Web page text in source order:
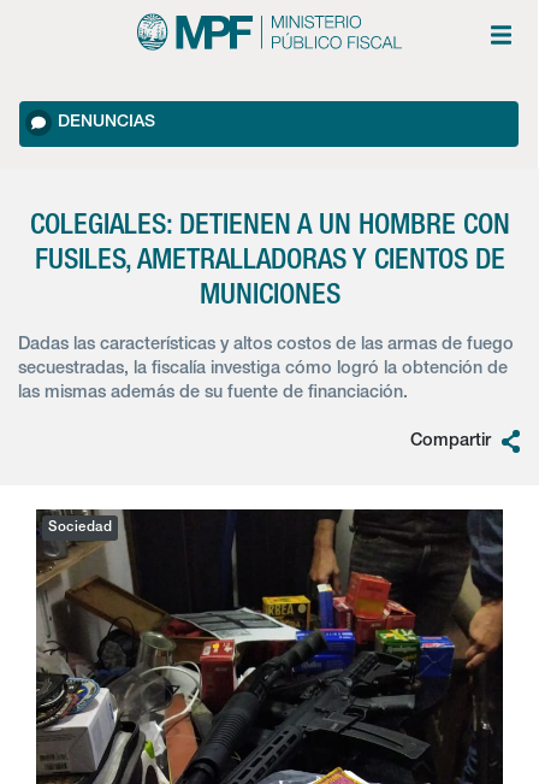
DENUNCIAS
COLEGIALES: DETIENEN A UN HOMBRE CON
FUSILES, AMETRALLADORAS Y CIENTOS DE
MUNICIONES
Dadas las características y altos costos de las armas de fuego
secuestradas, la fiscalía investiga cómo logró la obtención de
las mismas además de su fuente de financiación.
Compartir
Sociedad